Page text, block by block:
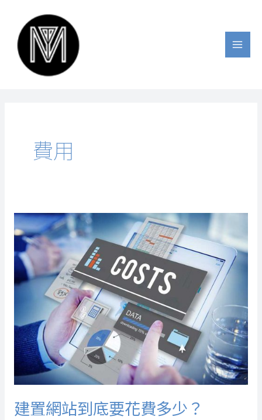
費用
建置網站到底要花費多少？
建
置
網
站
到
花
費
多
少？